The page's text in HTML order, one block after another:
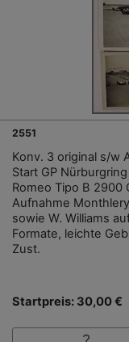
2551
Konv. 3 original s/w
Start GP
Romeo Tipo B 2900
Aufnahme
sowie W. Williams
Formate, leichte
Zust.
Startpreis: 30,00 €